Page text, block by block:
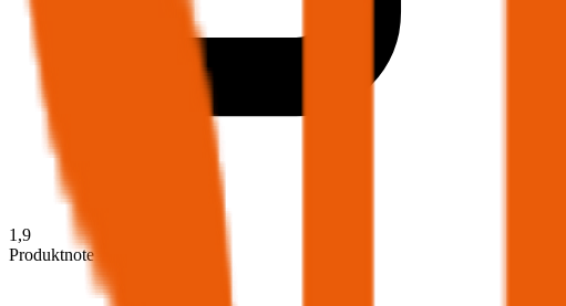
1,9
Produktnote